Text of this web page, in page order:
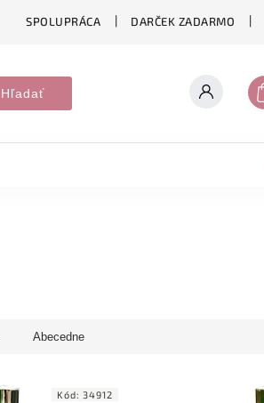
SPOLUPRÁCA DARČEK ZADARMO
Hľadať
Abecedne
Kód:34912